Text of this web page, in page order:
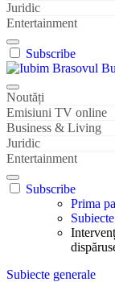
Juridic
Entertainment
Subscribe
Iubim Brasovul
Din pasiune și
Noutăți
Emisiuni TV online
Business & Living
Juridic
Entertainment
Subscribe
Prima
Subiecte generale